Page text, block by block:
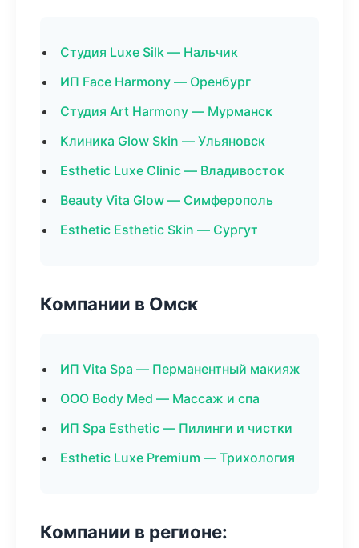
Студия Luxe Silk — Нальчик
ИП Face Harmony — Оренбург
Студия Art Harmony — Мурманск
Клиника Glow Skin — Ульяновск
Esthetic Luxe Clinic — Владивосток
Beauty Vita Glow — Симферополь
Esthetic Esthetic Skin — Сургут
Компании в Омск
ИП Vita Spa — Перманентный макияж
ООО Body Med — Массаж и спа
ИП Spa Esthetic — Пилинги и чистки
Esthetic Luxe Premium — Трихология
Компании в регионе: